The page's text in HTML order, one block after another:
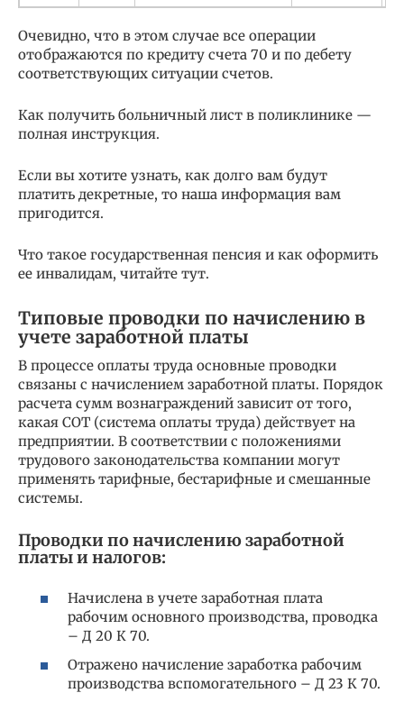
Очевидно, что в этом случае все операции
отображаются по кредиту счета 70 и по дебету
соответствующих ситуации счетов.
Как получить больничный лист в поликлинике —
полная инструкция.
Если вы хотите узнать, как долго вам будут
платить декретные, то наша информация вам
пригодится.
Что такое государственная пенсия и как оформить
ее инвалидам, читайте тут.
Типовые проводки по начислению в
учете заработной платы
В процессе оплаты труда основные проводки
связаны с начислением заработной платы. Порядок
расчета сумм вознаграждений зависит от того,
какая СОТ (система оплаты труда) действует на
предприятии. В соответствии с положениями
трудового законодательства компании могут
применять тарифные, бестарифные и смешанные
системы.
Проводки по начислению заработной
платы и налогов:
Начислена в учете заработная плата
рабочим основного производства, проводка
– Д 20 К 70.
Отражено начисление заработка рабочим
производства вспомогательного – Д 23 К 70.